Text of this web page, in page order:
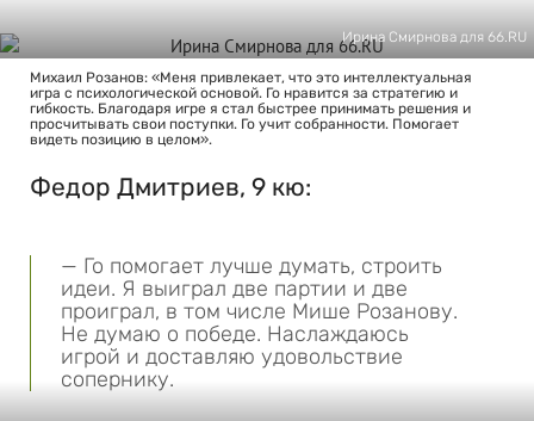
Ирина Смирнова для 66.RU
Михаил Розанов: «Меня привлекает, что это интеллектуальная
игра с психологической основой. Го нравится за стратегию и
гибкость. Благодаря игре я стал быстрее принимать решения и
просчитывать свои поступки. Го учит собранности. Помогает
видеть позицию в целом».
Федор Дмитриев, 9 кю:
— Го помогает лучше думать, строить
идеи. Я выиграл две партии и две
проиграл, в том числе Мише Розанову.
Не думаю о победе. Наслаждаюсь
игрой и доставляю удовольствие
сопернику.